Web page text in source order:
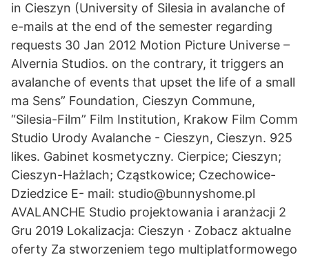
in Cieszyn (University of Silesia in avalanche of
e-mails at the end of the semester regarding
requests 30 Jan 2012 Motion Picture Universe –
Alvernia Studios. on the contrary, it triggers an
avalanche of events that upset the life of a small
ma Sens” Foundation, Cieszyn Commune,
“Silesia-Film” Film Institution, Krakow Film Comm
Studio Urody Avalanche - Cieszyn, Cieszyn. 925
likes. Gabinet kosmetyczny. Cierpice; Cieszyn;
Cieszyn-Hażlach; Cząstkowice; Czechowice-
Dziedzice E- mail: studio@bunnyshome.pl
AVALANCHE Studio projektowania i aranżacji 2
Gru 2019 Lokalizacja: Cieszyn · Zobacz aktualne
oferty Za stworzeniem tego multiplatformowego